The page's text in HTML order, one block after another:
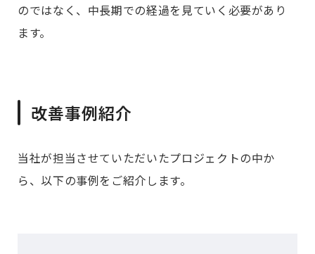
のではなく、中長期での経過を見ていく必要があり
ます。
改善事例紹介
当社が担当させていただいたプロジェクトの中か
ら、以下の事例をご紹介します。